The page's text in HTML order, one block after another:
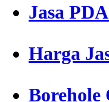
Jasa
Harga
Borehole